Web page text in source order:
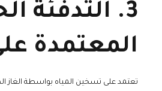
3. التدفئة
المعتمدة
تعتمد على تسخين المياه بواسطة الغاز